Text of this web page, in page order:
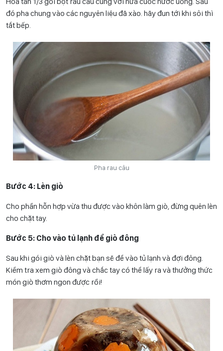
đó pha chung vào các nguyên liệu đã xào. hãy đun tới khi sôi thì
tắt bếp.
Pha rau câu
Bước 4: Lèn giò
Cho phần hỗn hợp vừa thu được vào khôn làm giò, đừng quên lèn
cho chặt tay.
Bước 5: Cho vào tủ lạnh để giò đông
Sau khi gói giò và lèn chặt bạn sẽ để vào tủ lạnh và đợi đông.
Kiểm tra xem giò đông và chắc tay có thể lấy ra và thưởng thức
món giò thơm ngon được rồi!